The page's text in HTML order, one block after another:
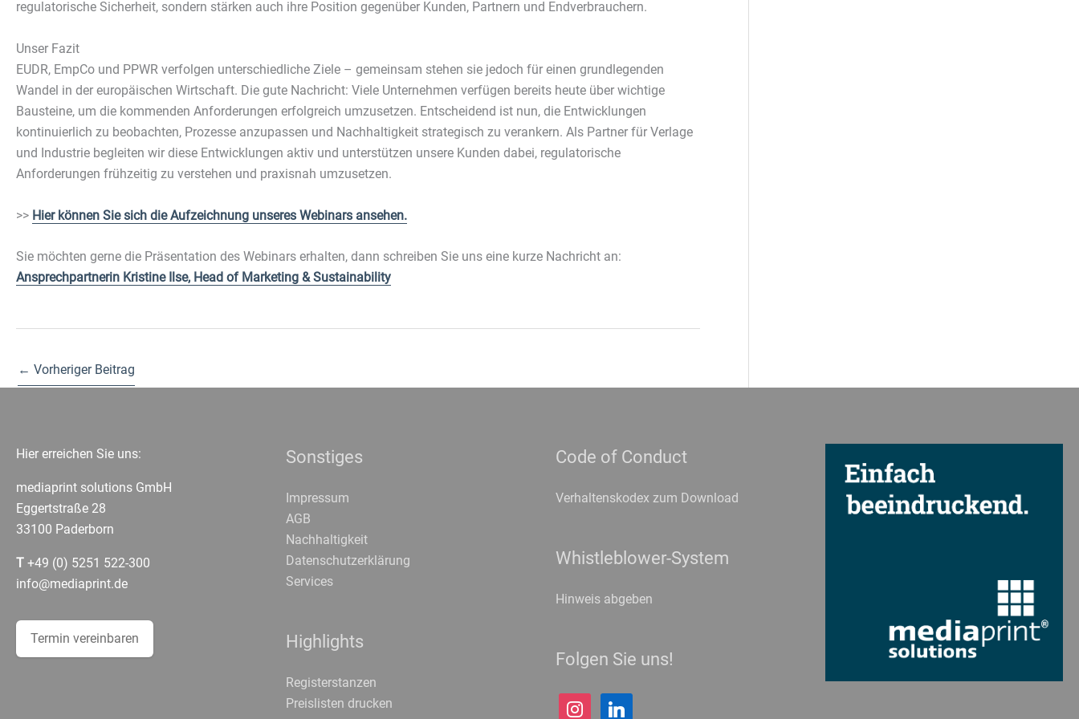
regulatorische Sicherheit, sondern stärken auch ihre Position gegenüber Kunden, Partnern und Endverbrauchern.
Unser Fazit
EUDR, EmpCo und PPWR verfolgen unterschiedliche Ziele – gemeinsam stehen sie jedoch für einen grundlegenden
Wandel in der europäischen Wirtschaft. Die gute Nachricht: Viele Unternehmen verfügen bereits heute über wichtige
Bausteine, um die kommenden Anforderungen erfolgreich umzusetzen. Entscheidend ist nun, die Entwicklungen
kontinuierlich zu beobachten, Prozesse anzupassen und Nachhaltigkeit strategisch zu verankern. Als Partner für Verlage
und Industrie begleiten wir diese Entwicklungen aktiv und unterstützen unsere Kunden dabei, regulatorische
Anforderungen frühzeitig zu verstehen und praxisnah umzusetzen.
>> Hier können Sie sich die Aufzeichnung unseres Webinars ansehen.
Sie möchten gerne die Präsentation des Webinars erhalten, dann schreiben Sie uns eine kurze Nachricht an:
Ansprechpartnerin Kristine Ilse, Head of Marketing & Sustainability
← Vorheriger Beitrag
Hier erreichen Sie uns:
mediaprint solutions GmbH
Eggertstraße 28
33100 Paderborn
T +49 (0) 5251 522-300
info@mediaprint.de
Termin vereinbaren
Sonstiges
Impressum
AGB
Nachhaltigkeit
Datenschutzerklärung
Services
Highlights
Registerstanzen
Preislisten drucken
Code of Conduct
Verhaltenskodex zum Download
Whistleblower-System
Hinweis abgeben
Folgen Sie uns!
instagramlinkedin
Statistiken (1)
Marketing (1)
Marketing-Cookies werden von Drittanbietern oder Publishern verwendet, um personalisierte
Werbung anzuzeigen. Sie tun dies, indem sie Besucher über Websites hinweg verfolgen.